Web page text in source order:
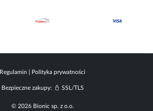
Regulamin Polityka prywatności
Bezpieczne zakupy: SSL/TLS
© 2026 Bionic sp. z o.o.